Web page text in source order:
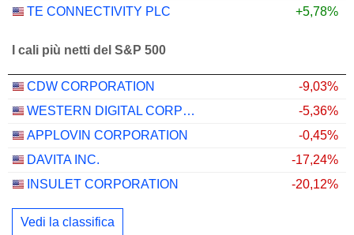
TE CONNECTIVITY PLC
+5,78%
I cali più netti del S&P 500
CDW CORPORATION
-9,03%
WESTERN DIGITAL CORPORATION
-5,36%
APPLOVIN CORPORATION
-0,45%
DAVITA INC.
-17,24%
INSULET CORPORATION
-20,12%
Vedi la classifica